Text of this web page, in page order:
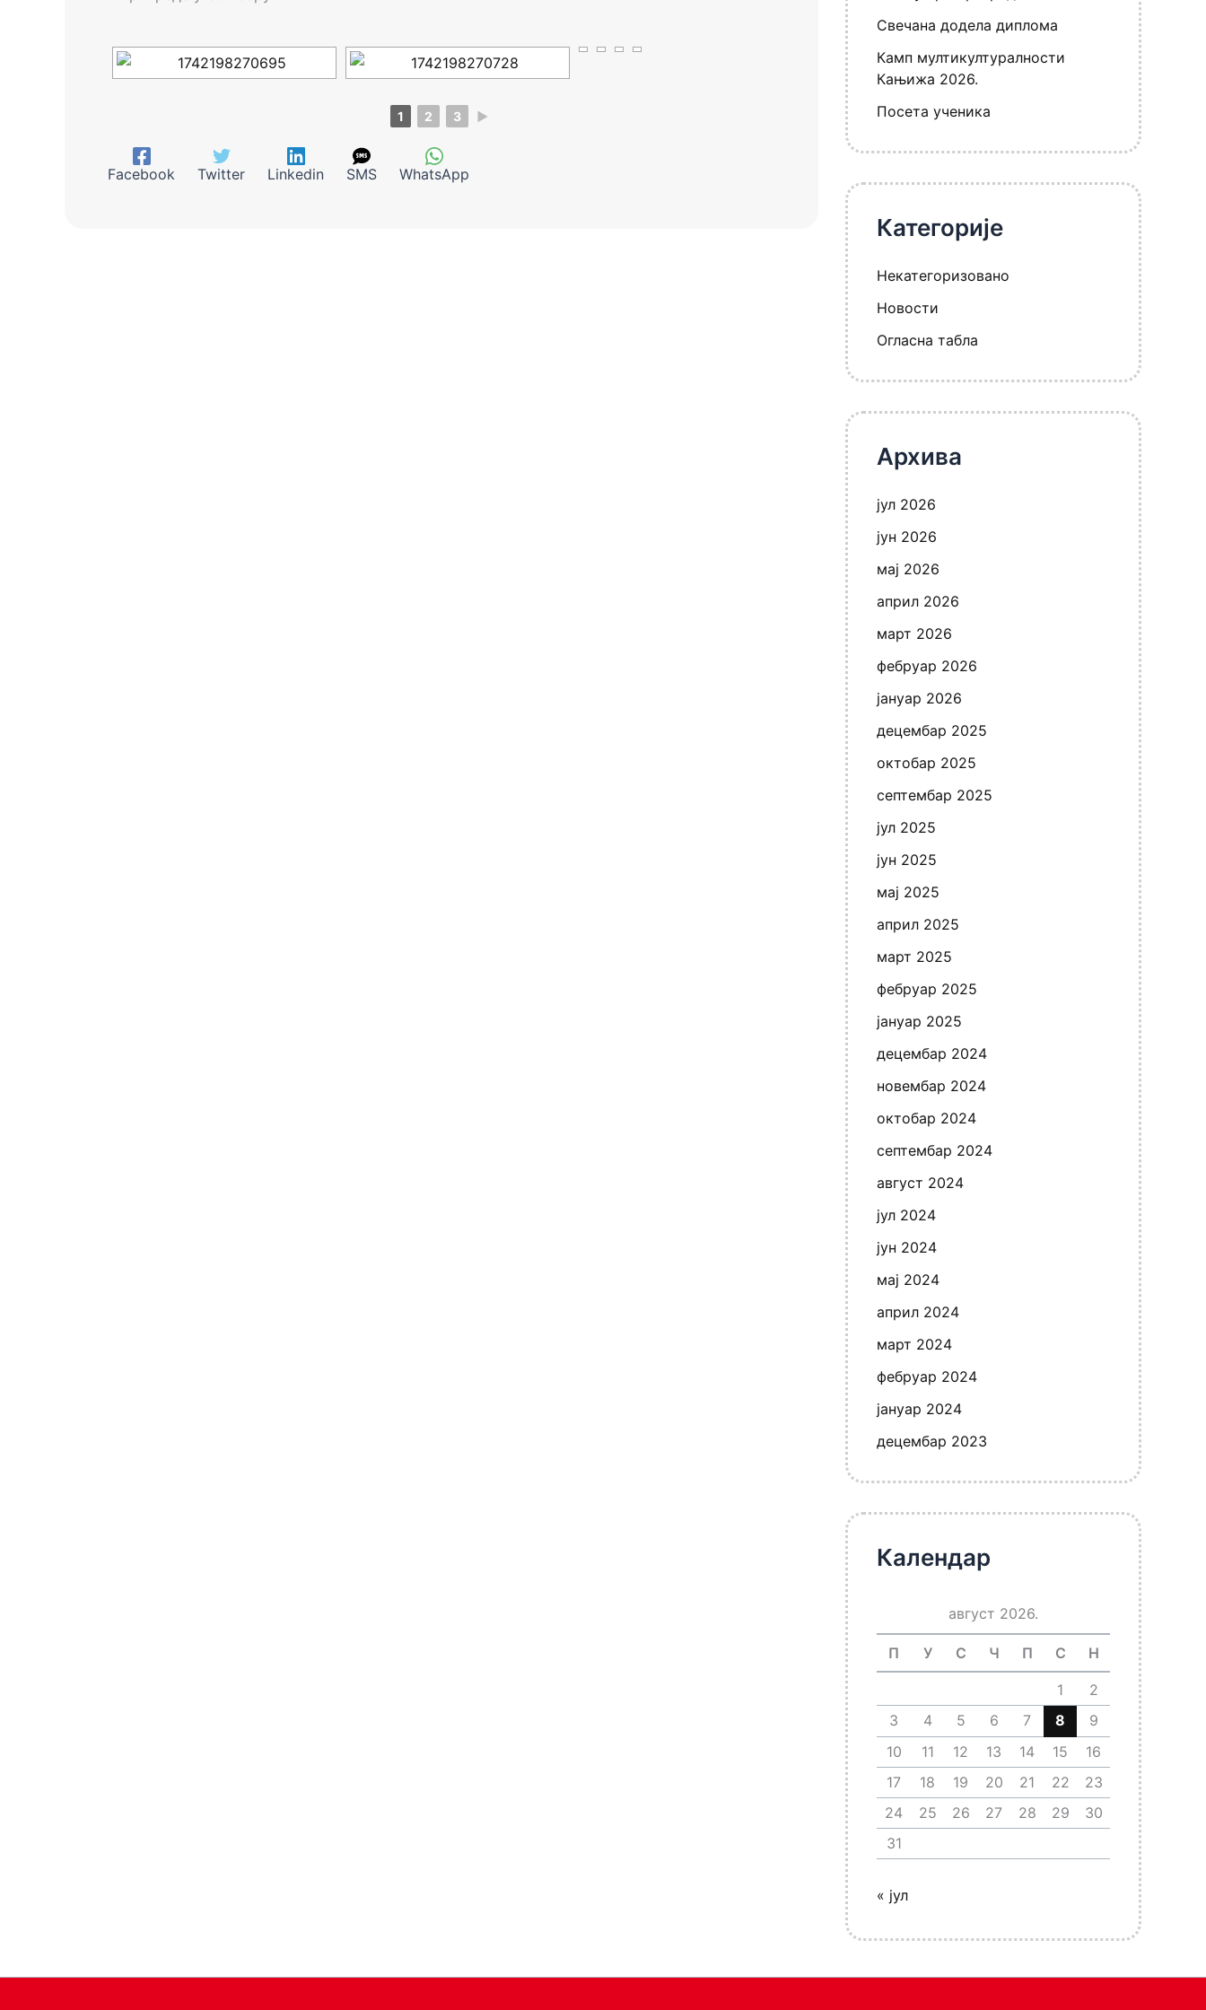
1 2 3 ►
Facebook Twitter Linkedin SMS WhatsApp
Свечана додела диплома
Камп мултикултуралности
Кањижа 2026.
Посета ученика
Категорије
Некатегоризовано
Новости
Огласна табла
Архива
јул 2026
јун 2026
мај 2026
април 2026
март 2026
фебруар 2026
јануар 2026
децембар 2025
октобар 2025
септембар 2025
јул 2025
јун 2025
мај 2025
април 2025
март 2025
фебруар 2025
јануар 2025
децембар 2024
новембар 2024
октобар 2024
септембар 2024
август 2024
јул 2024
јун 2024
мај 2024
април 2024
март 2024
фебруар 2024
јануар 2024
децембар 2023
Календар
август 2026.
П У С Ч П С Н
1
2
3
4 5 6 7 8
9
10
11 12 13 14 15
16
17
18 19 20 21 22
23
24
25 26 27 28 29
30
31
« јул